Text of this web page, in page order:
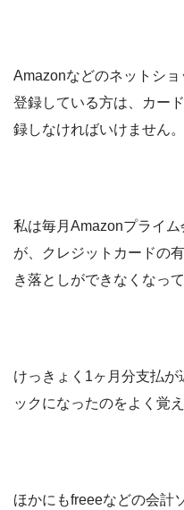
Amazonなどのネットシ
登録している方は、カー
録しなければいけません。
私は毎月Amazonプライ
が、クレジットカードの
き落としができなくなって
けっきょく1ヶ月分支払
ックになったのをよく覚え
ほかにもfreeeなどの会計